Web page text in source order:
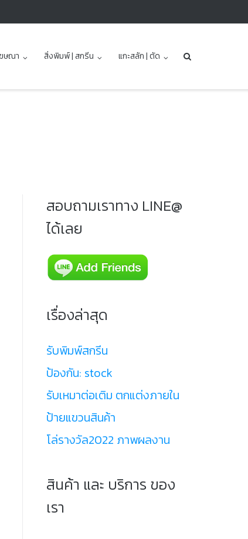
ษณา สิ่งพิมพ์ | สกรีน แกะสลัก | ตัด
สอบถามเราทาง LINE@
ได้เลย
เรื่องล่าสุด
รับพิมพ์สกรีน
ป้องกัน: stock
รับเหมาต่อเติม ตกแต่งภายใน
ป้ายแขวนสินค้า
โล่รางวัล2022 ภาพผลงาน
สินค้า และ บริการ ของ
เรา